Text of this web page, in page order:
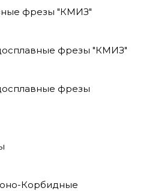
фрезы "КМИЗ"
фрезы "КМИЗ"
фрезы
Корбидные